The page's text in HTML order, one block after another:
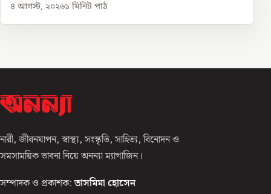
৪ আগস্ট, ২০২৬১ মিনিট পাঠ
নারী, জীবনযাপন, স্বাস্থ্য, সংস্কৃতি, সাহিত্য, বিনোদন ও
সমসাময়িক ভাবনা নিয়ে অনন্যা ম্যাগাজিন।
সম্পাদক ও প্রকাশক: তাসমিমা হোসেন